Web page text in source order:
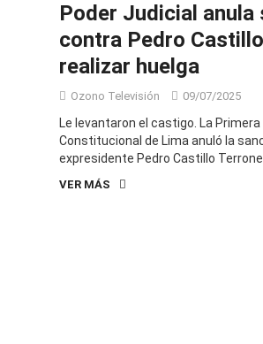
Poder Judicial anula
contra Pedro
realizar huelga
Ozono Televisión 09/07/2025
Le levantaron el castigo. La Primera
Constitucional de Lima anuló la
expresidente Pedro Castillo
VER MÁS